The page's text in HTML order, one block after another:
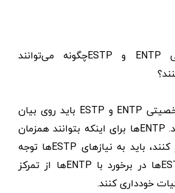
تیپ‌های شخصیتی ENTP و ESTPچگونه می‌توانند
هر دو تیپ‌های شخصیتی ENTP و ESTP باید روی بیان
منطقی‌شان کار کنند. ENTPها برای اینکه بتوانند همزمان
روی یک مسئله کار کنند، باید به نیازهای ESTPها توجه
کنند. در مقابل، ESTPها در برخورد با ENTPها از تمرکز
خودداری کنند.